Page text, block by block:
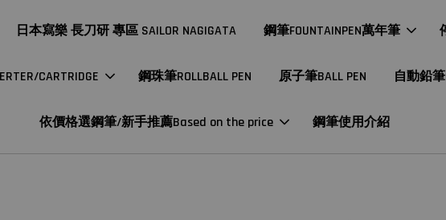
日本寫樂 長刀研 專區 SAILOR NAGIGATA 鋼筆FOUNTAINPEN萬年筆
CARTRIDGE 鋼珠筆ROLLBALL PEN 原子筆BALL PEN 自動鉛筆
依價格選鋼筆/新手推薦Based on the price 鋼筆使用介紹